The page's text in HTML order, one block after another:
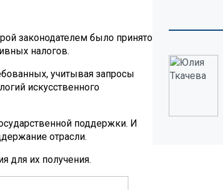
законодателем было принято
налогов.
учитывая запросы
искусственного
поддержки. И
отрасли.
для их получения.